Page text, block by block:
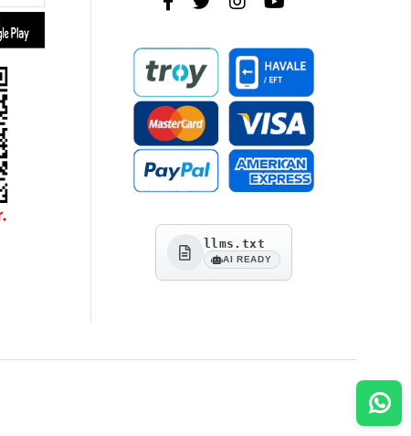
llms.txt
AI READY